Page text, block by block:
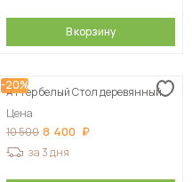
В корзину
-20%
Аттер белый Стол деревянный
Цена
10 500 8 400
за 3 дня